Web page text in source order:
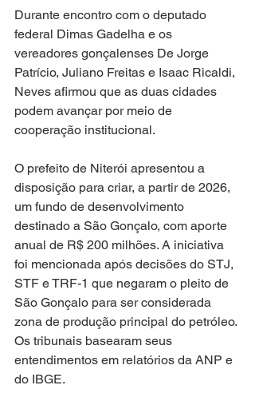
Durante encontro com o deputado
federal Dimas Gadelha e os
vereadores gonçalenses De Jorge
Patrício, Juliano Freitas e Isaac Ricaldi,
Neves afirmou que as duas cidades
podem avançar por meio de
cooperação institucional.
O prefeito de Niterói apresentou a
disposição para criar, a partir de 2026,
um fundo de desenvolvimento
destinado a São Gonçalo, com aporte
anual de R$ 200 milhões. A iniciativa
foi mencionada após decisões do STJ,
STF e TRF-1 que negaram o pleito de
São Gonçalo para ser considerada
zona de produção principal do petróleo.
Os tribunais basearam seus
entendimentos em relatórios da ANP e
do IBGE.